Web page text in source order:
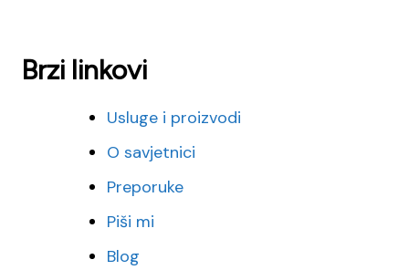
Brzi linkovi
Usluge i proizvodi
O savjetnici
Preporuke
Piši mi
Blog